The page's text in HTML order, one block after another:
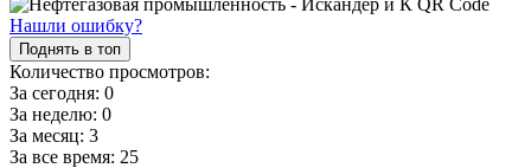
Нашли ошибку?
Поднять в топ
Количество просмотров:
За сегодня: 0
За неделю: 0
За месяц: 3
За все время: 25